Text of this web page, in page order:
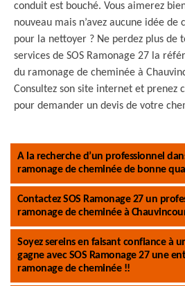
conduit est bouché. Vous aimerez
nouveau mais n’avez aucune idée
pour la nettoyer ? Ne perdez plus de
services de SOS Ramonage 27 la
du ramonage de cheminée à
Consultez son site internet et prenez
pour demander un devis de votre
A la recherche d’un professionnel
ramonage de cheminée de bonne
Contactez SOS Ramonage 27 un
ramonage de cheminée à
Soyez sereins en faisant confiance à
gagne avec SOS Ramonage 27 une
ramonage de cheminée !!